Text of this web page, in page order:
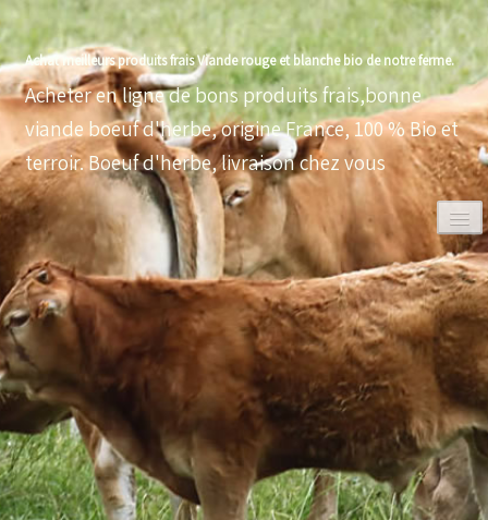
Achat meilleurs produits frais Viande rouge et blanche bio de notre ferme.
Acheter en ligne de bons produits frais,bonne
viande boeuf d'herbe, origine France, 100 % Bio et
terroir. Boeuf d'herbe, livraison chez vous
0
ACCUEIL
VOLAILLES BIO
BOEUF D'HERBE BIO